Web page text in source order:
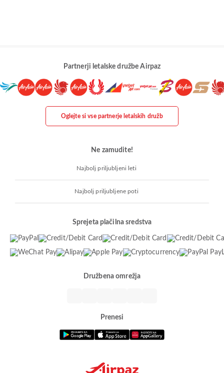
Partnerji letalske družbe Airpaz
Oglejte si vse partnerje letalskih družb
Ne zamudite!
Najbolj priljubljeni leti
Najbolj priljubljene poti
Sprejeta plačilna sredstva
Družbena omrežja
Prenesi